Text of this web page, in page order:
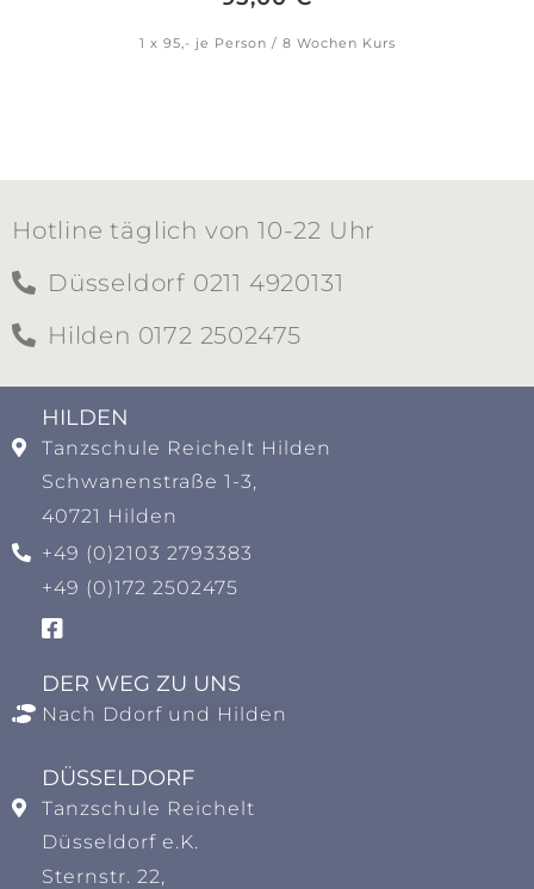
1 x 95,- je Person / 8 Wochen Kurs
Hotline täglich von 10-22 Uhr
Düsseldorf 0211 4920131
Hilden 0172 2502475
HILDEN​
Tanzschule Reichelt Hilden
Schwanenstraße 1-3,
40721 Hilden
+49 (0)2103 2793383
+49 (0)172 2502475
DER WEG ZU UNS
Nach Ddorf und Hilden
DÜSSELDORF
Tanzschule Reichelt
Düsseldorf e.K.
Sternstr. 22,